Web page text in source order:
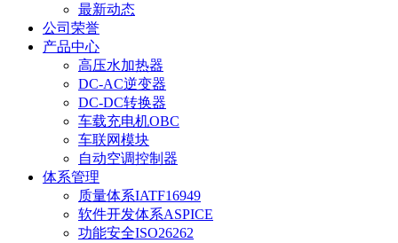
最新动态
公司荣誉
产品中心
高压水加热器
DC-AC逆变器
DC-DC转换器
车载充电机OBC
车联网模块
自动空调控制器
体系管理
质量体系IATF16949
软件开发体系ASPICE
功能安全ISO26262